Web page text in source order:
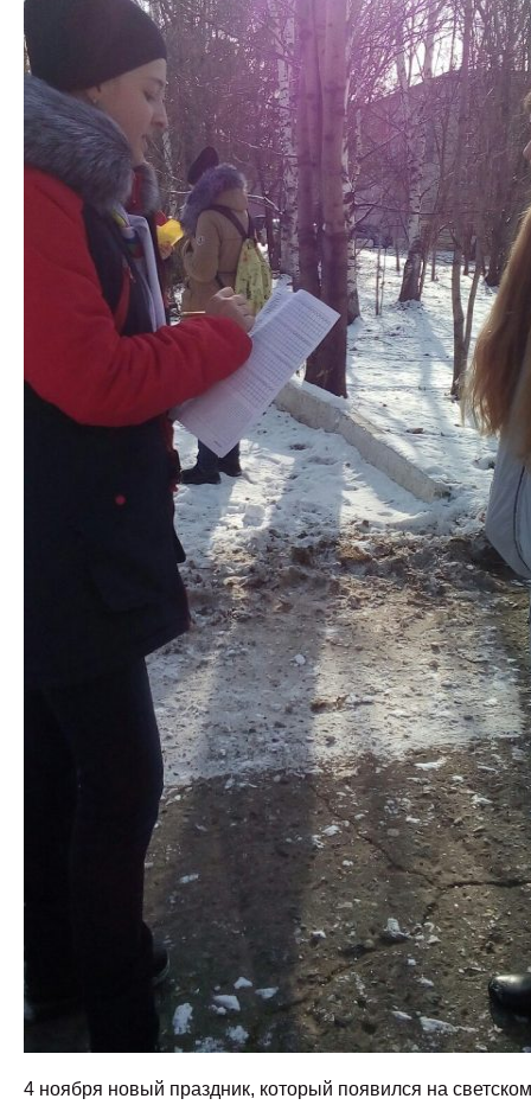
4 ноября новый праздник, который появился на